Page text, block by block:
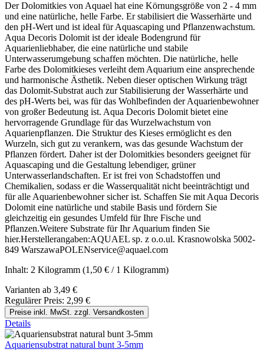
Der Dolomitkies von Aquael hat eine Körnungsgröße von 2 - 4 mm
und eine natürliche, helle Farbe. Er stabilisiert die Wasserhärte und
den pH-Wert und ist ideal für Aquascaping und Pflanzenwachstum.
Aqua Decoris Dolomit ist der ideale Bodengrund für
Aquarienliebhaber, die eine natürliche und stabile
Unterwasserumgebung schaffen möchten. Die natürliche, helle
Farbe des Dolomitkieses verleiht dem Aquarium eine ansprechende
und harmonische Ästhetik. Neben dieser optischen Wirkung trägt
das Dolomit-Substrat auch zur Stabilisierung der Wasserhärte und
des pH-Werts bei, was für das Wohlbefinden der Aquarienbewohner
von großer Bedeutung ist. Aqua Decoris Dolomit bietet eine
hervorragende Grundlage für das Wurzelwachstum von
Aquarienpflanzen. Die Struktur des Kieses ermöglicht es den
Wurzeln, sich gut zu verankern, was das gesunde Wachstum der
Pflanzen fördert. Daher ist der Dolomitkies besonders geeignet für
Aquascaping und die Gestaltung lebendiger, grüner
Unterwasserlandschaften. Er ist frei von Schadstoffen und
Chemikalien, sodass er die Wasserqualität nicht beeinträchtigt und
für alle Aquarienbewohner sicher ist. Schaffen Sie mit Aqua Decoris
Dolomit eine natürliche und stabile Basis und fördern Sie
gleichzeitig ein gesundes Umfeld für Ihre Fische und
Pflanzen.Weitere Substrate für Ihr Aquarium finden Sie
hier.Herstellerangaben:AQUAEL sp. z o.o.ul. Krasnowolska 5002-
849 WarszawaPOLENservice@aquael.com
Inhalt: 2 Kilogramm (1,50 € / 1 Kilogramm)
Varianten ab 3,49 €
Regulärer Preis: 2,99 €
Preise inkl. MwSt. zzgl. Versandkosten
Details
Aquariensubstrat natural bunt 3-5mm